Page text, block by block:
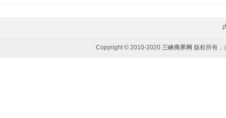
Copyright © 2010-2020 三峡商界网 版权所有